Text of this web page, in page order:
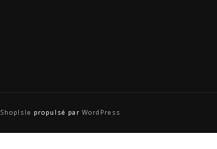
ShopIsle propulsé par WordPress